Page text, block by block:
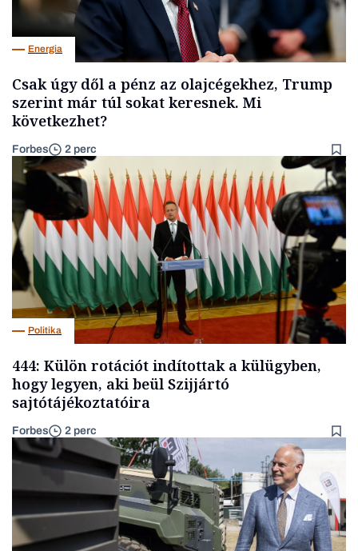
Energia
Csak úgy dől a pénz az olajcégekhez, Trump
szerint már túl sokat keresnek. Mi
következhet?
Forbes 2 perc
Politika
444: Külön rotációt indítottak a külügyben,
hogy legyen, aki beül Szijjártó
sajtótájékoztatóira
Forbes 2 perc